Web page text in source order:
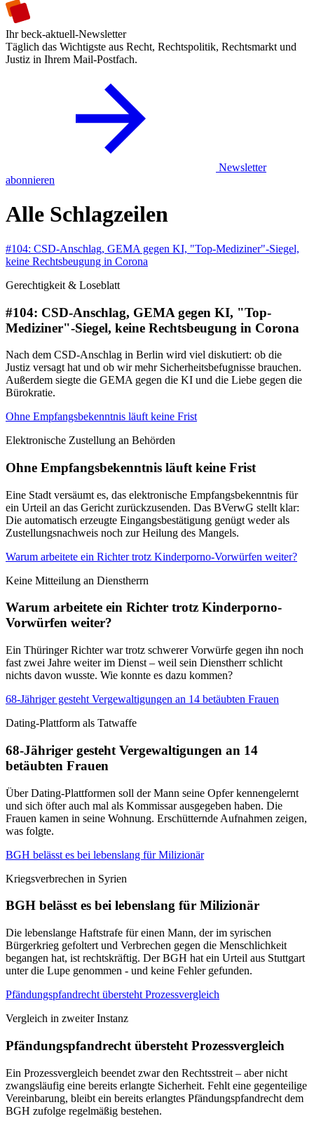
Ihr beck-aktuell-Newsletter
Täglich das Wichtigste aus Recht, Rechtspolitik, Rechtsmarkt und
Justiz in Ihrem Mail-Postfach.
Newsletter
abonnieren
Alle Schlagzeilen
#104: CSD-Anschlag, GEMA gegen KI, "Top-Mediziner"-Siegel,
keine Rechtsbeugung in Corona
Gerechtigkeit & Loseblatt
#104: CSD-Anschlag, GEMA gegen KI, "Top-
Mediziner"-Siegel, keine Rechtsbeugung in Corona
Nach dem CSD-Anschlag in Berlin wird viel diskutiert: ob die
Justiz versagt hat und ob wir mehr Sicherheitsbefugnisse brauchen.
Außerdem siegte die GEMA gegen die KI und die Liebe gegen die
Bürokratie.
Ohne Empfangsbekenntnis läuft keine Frist
Elektronische Zustellung an Behörden
Ohne Empfangsbekenntnis läuft keine Frist
Eine Stadt versäumt es, das elektronische Empfangsbekenntnis für
ein Urteil an das Gericht zurückzusenden. Das BVerwG stellt klar:
Die automatisch erzeugte Eingangsbestätigung genügt weder als
Zustellungsnachweis noch zur Heilung des Mangels.
Warum arbeitete ein Richter trotz Kinderporno-Vorwürfen weiter?
Keine Mitteilung an Dienstherrn
Warum arbeitete ein Richter trotz Kinderporno-
Vorwürfen weiter?
Ein Thüringer Richter war trotz schwerer Vorwürfe gegen ihn noch
fast zwei Jahre weiter im Dienst – weil sein Dienstherr schlicht
nichts davon wusste. Wie konnte es dazu kommen?
68-Jähriger gesteht Vergewaltigungen an 14 betäubten Frauen
Dating-Plattform als Tatwaffe
68-Jähriger gesteht Vergewaltigungen an 14
betäubten Frauen
Über Dating-Plattformen soll der Mann seine Opfer kennengelernt
und sich öfter auch mal als Kommissar ausgegeben haben. Die
Frauen kamen in seine Wohnung. Erschütternde Aufnahmen zeigen,
was folgte.
BGH belässt es bei lebenslang für Milizionär
Kriegsverbrechen in Syrien
BGH belässt es bei lebenslang für Milizionär
Die lebenslange Haftstrafe für einen Mann, der im syrischen
Bürgerkrieg gefoltert und Verbrechen gegen die Menschlichkeit
begangen hat, ist rechtskräftig. Der BGH hat ein Urteil aus Stuttgart
unter die Lupe genommen - und keine Fehler gefunden.
Pfändungspfandrecht übersteht Prozessvergleich
Vergleich in zweiter Instanz
Pfändungspfandrecht übersteht Prozessvergleich
Ein Prozessvergleich beendet zwar den Rechtsstreit – aber nicht
zwangsläufig eine bereits erlangte Sicherheit. Fehlt eine gegenteilige
Vereinbarung, bleibt ein bereits erlangtes Pfändungspfandrecht dem
BGH zufolge regelmäßig bestehen.